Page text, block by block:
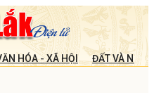
HÓA - XÃ HỘI ĐẤT VÀ